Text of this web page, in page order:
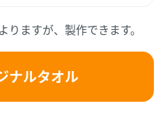
ますが、製作できます。
ナルタオル